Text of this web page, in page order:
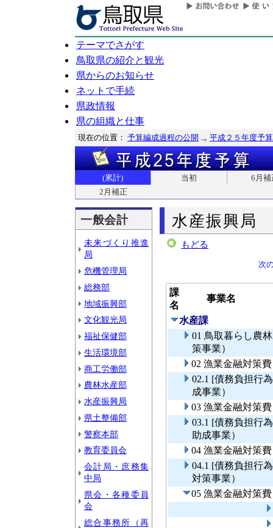
テーマでさがす
鳥取県の紹介と観光
県からのお知らせ
ネットで手続
県政情報
県の組織と仕事
現在の位置： 予算編成過程の公開 平成２５年度予算
(累計) 当初
6月補
2月補正
一般会計
未来づくり推進
局
危機管理局
総務部
地域振興部
文化観光局
福祉保健部
生活環境部
商工労働部
農林水産部
水産振興局
県土整備部
警察本部
教育委員会
会計局・庶務集
中局
県会・各種委員
会
総合事務所（再
水産振興局
もどる
次
課
名
事業名
水産課
01 鳥取暮らし農
策事業）
02 漁業金融対策
02.1 [債務負担行
成事業）
03 漁業金融対策
03.1 [債務負担行
助成事業）
04 漁業金融対策
04.1 [債務負担行
対策事業）
05 漁業金融対策